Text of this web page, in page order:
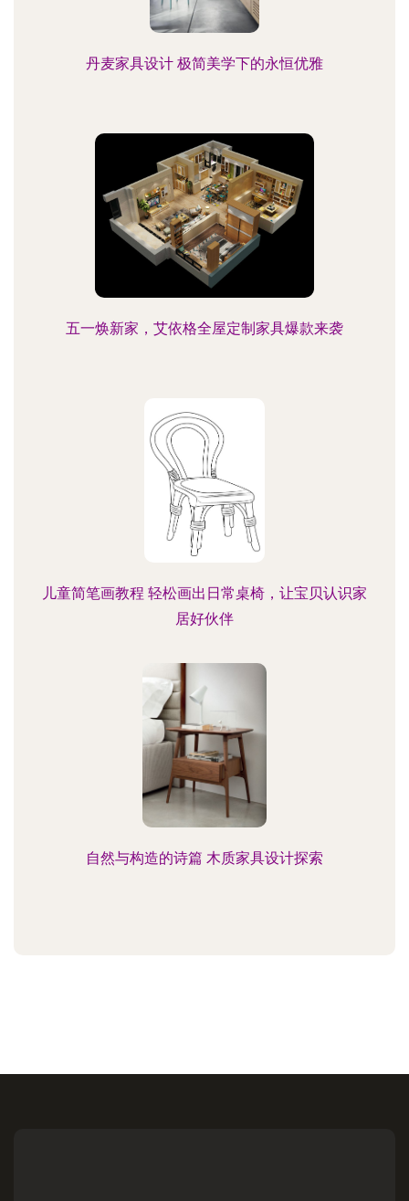
丹麦家具设计 极简美学下的永恒优雅
五一焕新家，艾依格全屋定制家具爆款来袭
儿童简笔画教程 轻松画出日常桌椅，让宝贝认识家
居好伙伴
自然与构造的诗篇 木质家具设计探索